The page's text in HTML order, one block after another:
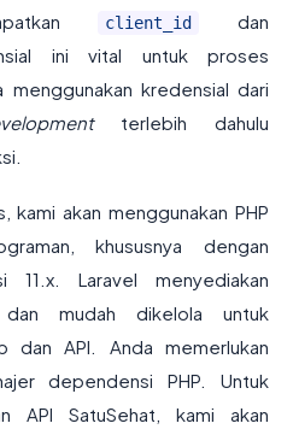
client_id dan
ini vital untuk proses
menggunakan kredensial dari
terlebih dahulu
kami akan menggunakan PHP
khususnya dengan
11.x. Laravel menyediakan
mudah dikelola untuk
dan API. Anda memerlukan
dependensi PHP. Untuk
API SatuSehat, kami akan